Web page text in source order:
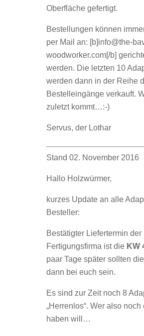
Oberfläche gefertigt.
Bestellungen können
per Mail an: [b]info@the-
woodworker.com[/b]
werden. Die letzten 10
werden dann in der Reihe
Bestelleingänge verkauft.
zuletzt kommt…:-)
Servus, der Lothar
Stand 02. November 2016
Hallo Holzwürmer,
kurzes Update an alle
Besteller:
Bestätigter Liefertermin der
Fertigungsfirma ist die KW
paar Tage später sollten
dann bei euch sein.
Es sind zur Zeit noch 8
„Herrenlos“. Wer also noch
haben will…